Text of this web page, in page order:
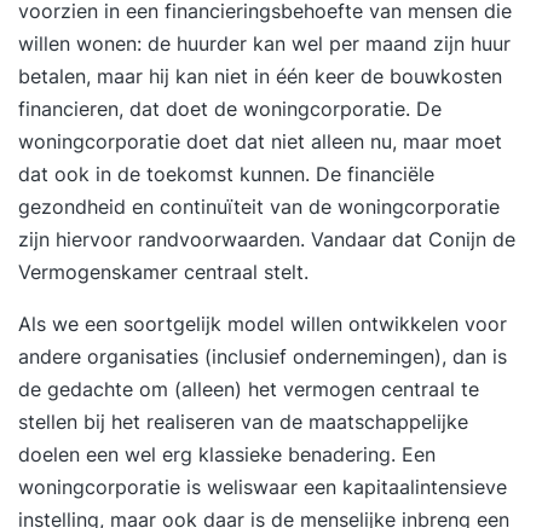
Mogelijke momenten om te stoppen met werken
Financiële scenario’s vóór en na pensioen Werk,
afscheid en betekenis Gezondheid, thuissituatie,
relaties en vrije tijd Plan voor de periode vóór en
na pensioen Wat ga ik leren?: Je onderzoekt welk
moment om te stoppen met werken passend is
Je ziet wat verschillende financiële scenario’s
betekenen voor de periode vóór en na je
pensioen Je krijgt richting in hoe je wilt werken
geld en privé tot één logisch geheel Je werkt toe
naar een persoonlijk plan met concrete
aandachtspunten en acties Werkwijze:
Pensioentest en persoonlijk rapport Online
modules Individuele gesprekken Inbreng van
eigen vragen, ideeën en ervaringen Extra
voorzien in een financieringsbehoefte van mensen die
willen wonen: de huurder kan wel per maand zijn huur
betalen, maar hij kan niet in één keer de bouwkosten
financieren, dat doet de woningcorporatie. De
woningcorporatie doet dat niet alleen nu, maar moet
dat ook in de toekomst kunnen. De financiële
gezondheid en continuïteit van de woningcorporatie
zijn hiervoor randvoorwaarden. Vandaar dat Conijn de
Vermogenskamer centraal stelt.
Als we een soortgelijk model willen ontwikkelen voor
andere organisaties (inclusief ondernemingen), dan is
de gedachte om (alleen) het vermogen centraal te
stellen bij het realiseren van de maatschappelijke
doelen een wel erg klassieke benadering. Een
woningcorporatie is weliswaar een kapitaalintensieve
instelling, maar ook daar is de menselijke inbreng een